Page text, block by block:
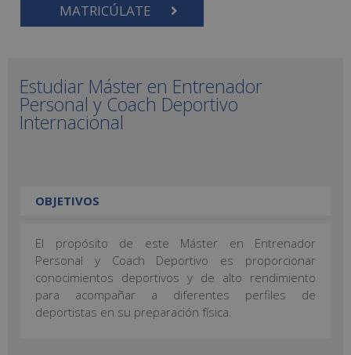
MATRICÚLATE
Estudiar Máster en Entrenador
Personal y Coach Deportivo
Internacional
OBJETIVOS
El propósito de este Máster en Entrenador
Personal y Coach Deportivo es proporcionar
conocimientos deportivos y de alto rendimiento
para acompañar a diferentes perfiles de
deportistas en su preparación física.